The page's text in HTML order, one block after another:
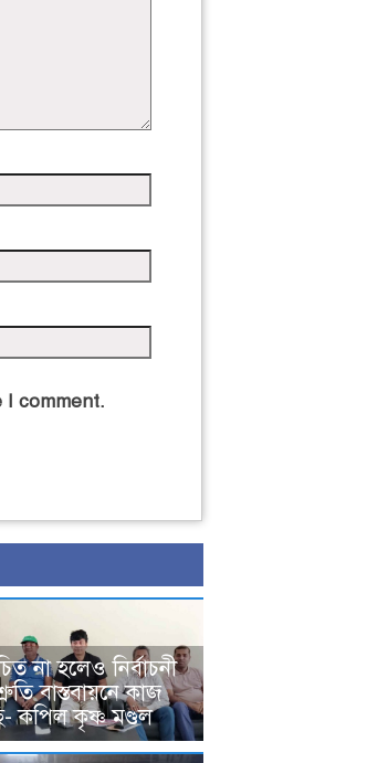
I comment.
না হলেও নির্বাচনী
বাস্তবায়নে কাজ
কপিল কৃষ্ণ মণ্ডল